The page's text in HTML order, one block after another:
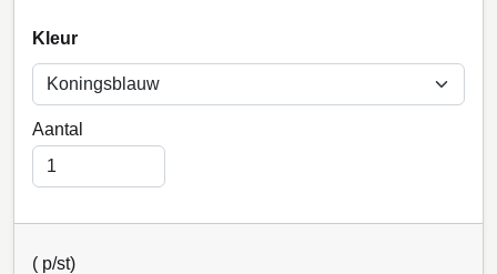
Kleur
Aantal
( p/st)